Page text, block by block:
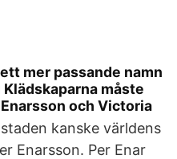
mer passande namn
måste
och Victoria
kanske världens
Enarsson. Per Enar